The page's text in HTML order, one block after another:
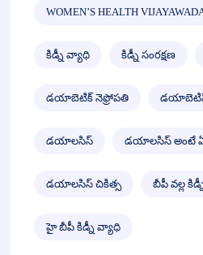
WOMEN’S HEALTH
కిడ్నీ వ్యాధి కిడ్నీ సంరక్షణ
డయాబెటిక్ నెఫ్రోపతి డయాబెటిస్
డయాలసిస్ డయాలసిస్ అంటే
డయాలసిస్ చికిత్స బీపీ వల్ల
హై బీపీ కిడ్నీ వ్యాధి